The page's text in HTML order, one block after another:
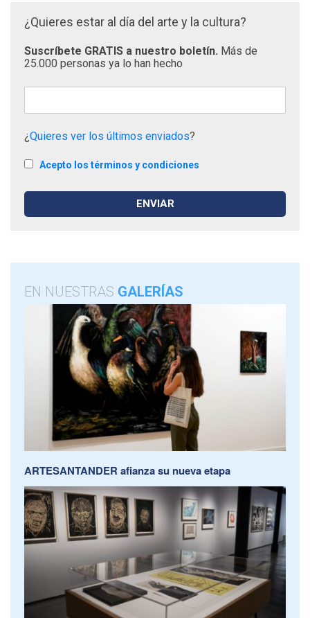
¿Quieres estar al día del arte y la cultura?
Suscríbete GRATIS a nuestro boletín. Más de
25.000 personas ya lo han hecho
¿Quieres ver los últimos enviados?
Acepto los términos y condiciones
EN NUESTRAS GALERÍAS
ARTESANTANDER afianza su nueva etapa